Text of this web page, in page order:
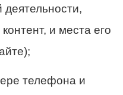
деятельности,
и места его
телефона и